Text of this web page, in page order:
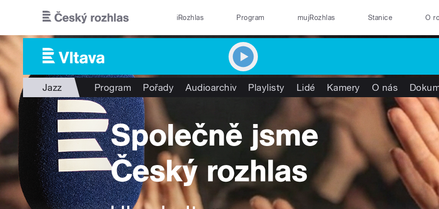
iRozhlas Program mujRozhlas Stanice O
Jazz Program Pořady Audioarchiv Playlisty Lidé Kamery O nás